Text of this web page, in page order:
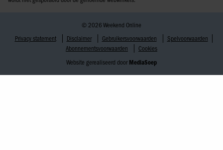
© 2026 Weekend Online
Privacy statement
Disclaimer Gebruikersvoorwaarden
Spelvoorwaarden
Abonnementsvoorwaarden
Cookies
Website gerealiseerd door MediaSoep